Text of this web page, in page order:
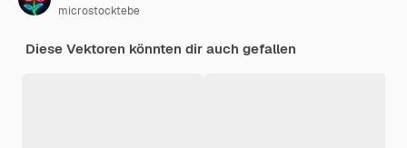
microstocktebe
Diese Vektoren könnten dir auch gefallen